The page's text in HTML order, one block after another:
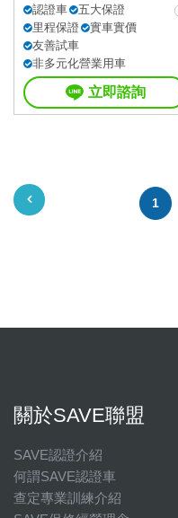
認證車
五大保證
里程保證
實車實價
友善試車
非多元化營業用車
立即諮詢
1
關於SAVE聯盟
SAVE認證介紹
何謂SAVE認證車
查定專業訓練介紹